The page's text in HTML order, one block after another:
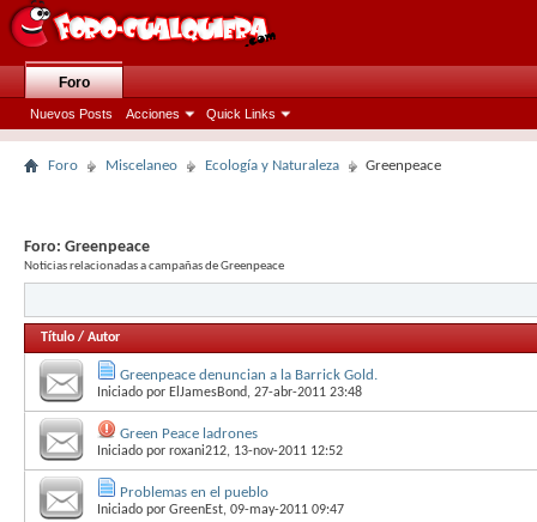
Foro
Nuevos Posts Acciones Quick Links
Foro Miscelaneo Ecología y Naturaleza Greenpeace
Foro: Greenpeace
Noticias relacionadas a campañas de Greenpeace
Título / Autor
Greenpeace denuncian a la Barrick Gold.
Iniciado por ElJamesBond, 27-abr-2011 23:48
Green Peace ladrones
Iniciado por roxani212, 13-nov-2011 12:52
Problemas en el pueblo
Iniciado por GreenEst, 09-may-2011 09:47